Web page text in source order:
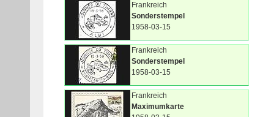
Frankreich
Sonderstempel
1958-03-15
Frankreich
Sonderstempel
1958-03-15
Frankreich
Maximumkarte